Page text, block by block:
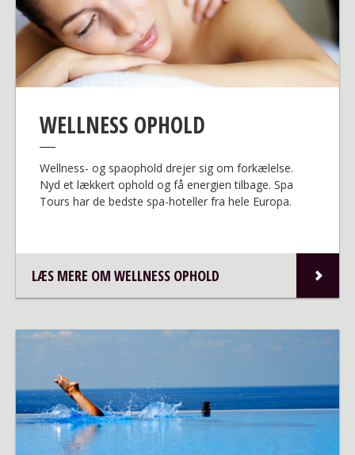
WELLNESS OPHOLD
Wellness- og spaophold drejer sig om forkælelse.
Nyd et lækkert ophold og få energien tilbage. Spa
Tours har de bedste spa-hoteller fra hele Europa.
LÆS MERE OM WELLNESS OPHOLD